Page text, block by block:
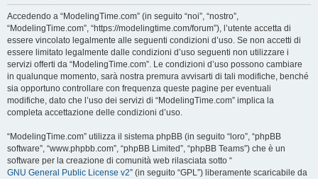
Accedendo a “ModelingTime.com” (in seguito “noi”, “nostro”,
“ModelingTime.com”, “https://modelingtime.com/forum”), l’utente accetta di
essere vincolato legalmente alle seguenti condizioni d’uso. Se non accetti di
essere limitato legalmente dalle condizioni d’uso seguenti non utilizzare i
servizi offerti da “ModelingTime.com”. Le condizioni d’uso possono cambiare
in qualunque momento, sarà nostra premura avvisarti di tali modifiche, benché
sia opportuno controllare con frequenza queste pagine per eventuali
modifiche, dato che l’uso dei servizi di “ModelingTime.com” implica la
completa accettazione delle condizioni d’uso.
“ModelingTime.com” utilizza il sistema phpBB (in seguito “loro”, “phpBB
software”, “www.phpbb.com”, “phpBB Limited”, “phpBB Teams”) che è un
software per la creazione di comunità web rilasciata sotto “
GNU General Public License v2” (in seguito “GPL”) liberamente scaricabile da